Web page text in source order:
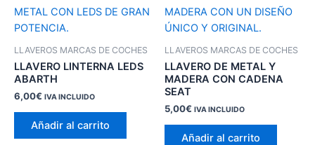
LLAVEROS MARCAS DE COCHES
LLAVERO LINTERNA LEDS
ABARTH
6,00€ IVA INCLUIDO
Añadir al carrito
LLAVEROS MARCAS DE COCHES
LLAVERO DE METAL Y
MADERA CON CADENA
SEAT
5,00€ IVA INCLUIDO
Añadir al carrito